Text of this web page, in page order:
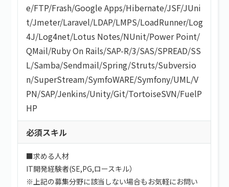
e/FTP/Frash/Google Apps/Hibernate/JSF/JUni
t/Jmeter/Laravel/LDAP/LMPS/LoadRunner/Log
4J/Log4net/Lotus Notes/NUnit/Power Point/
QMail/Ruby On Rails/SAP-R/3/SAS/SPREAD/SS
L/Samba/Sendmail/Spring/Struts/Subversio
n/SuperStream/SymfoWARE/Symfony/UML/V
PN/SAP/Jenkins/Unity/Git/TortoiseSVN/FuelP
HP
必須スキル
■求める人材
IT開発経験者(SE,PG,ロースキル）
※上記の募集分野に該当しない場合もお気軽にお問い